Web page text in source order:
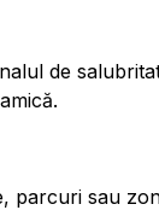
de
parcuri sau